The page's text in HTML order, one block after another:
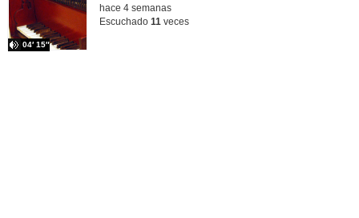
04′ 15″
hace 4 semanas
Escuchado 11 veces